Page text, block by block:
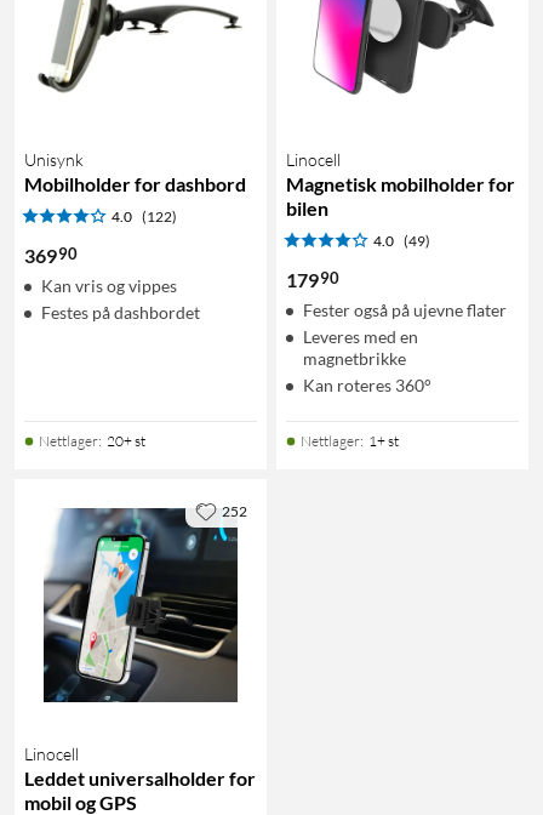
Unisynk
Mobilholder for dashbord
4.0 (122)
36990
Kan vris og vippes
Festes på dashbordet
Nettlager: 20+ st
Linocell
Magnetisk mobilholder for
bilen
4.0 (49)
17990
Fester også på ujevne flater
Leveres med en
magnetbrikke
Kan roteres 360°
Nettlager: 1+ st
Linocell
Leddet universalholder for
mobil og GPS
252